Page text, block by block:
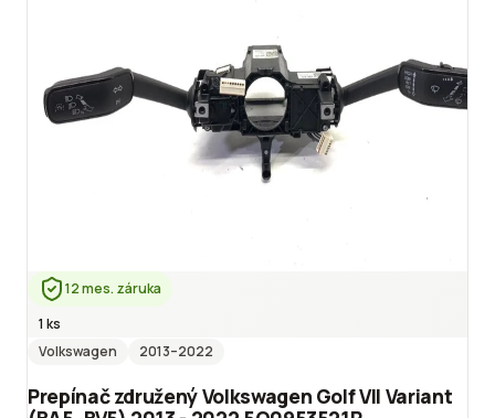
12 mes. záruka
1 ks
Volkswagen
2013–2022
Prepínač združený Volkswagen Golf VII Variant